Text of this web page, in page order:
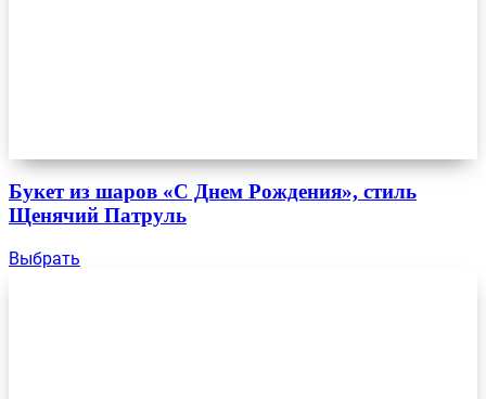
Букет из шаров «С Днем Рождения», стиль
Щенячий Патруль
Выбрать